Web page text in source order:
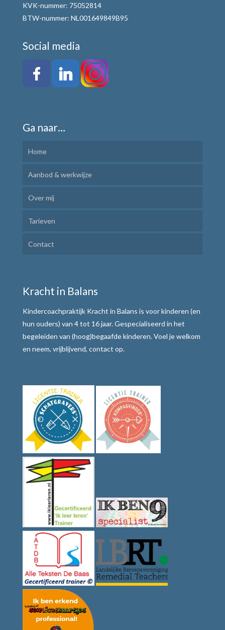
KVK-nummer: 75052814
BTW-nummer: NL001649849B95
Social media
Ga naar…
Home
Aanbod & werkwijze
Kindercoaching
Ik Leer Leren
Plannen en uitvoeren
Weerbaar communiceren
Werkwijze
Alle teksten de baas
Over mij
Tarieven
Contact
Kracht in Balans
Kindercoachpraktijk Kracht in Balans is voor kinderen (en
hun ouders) van 4 tot 16 jaar. Gespecialiseerd in het
begeleiden van (hoog)begaafde kinderen. Voel je welkom
en neem, vrijblijvend, contact op.